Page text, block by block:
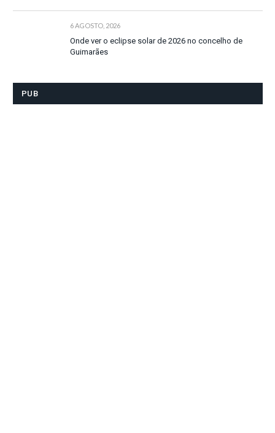
6 AGOSTO, 2026
Onde ver o eclipse solar de 2026 no concelho de
Guimarães
PUB